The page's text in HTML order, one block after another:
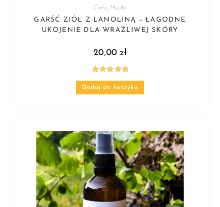
Ciało, Mydła
GARŚĆ ZIÓŁ Z LANOLINĄ – ŁAGODNE
UKOJENIE DLA WRAŻLIWEJ SKÓRY
20,00zł
Oceniono
5.00na 5
Dodaj do koszyka